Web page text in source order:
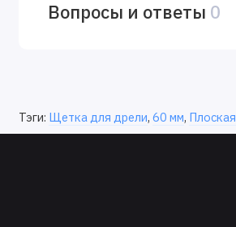
Вопросы и ответы 0
Тэги: Щетка для дрели, 60 мм, Плоская